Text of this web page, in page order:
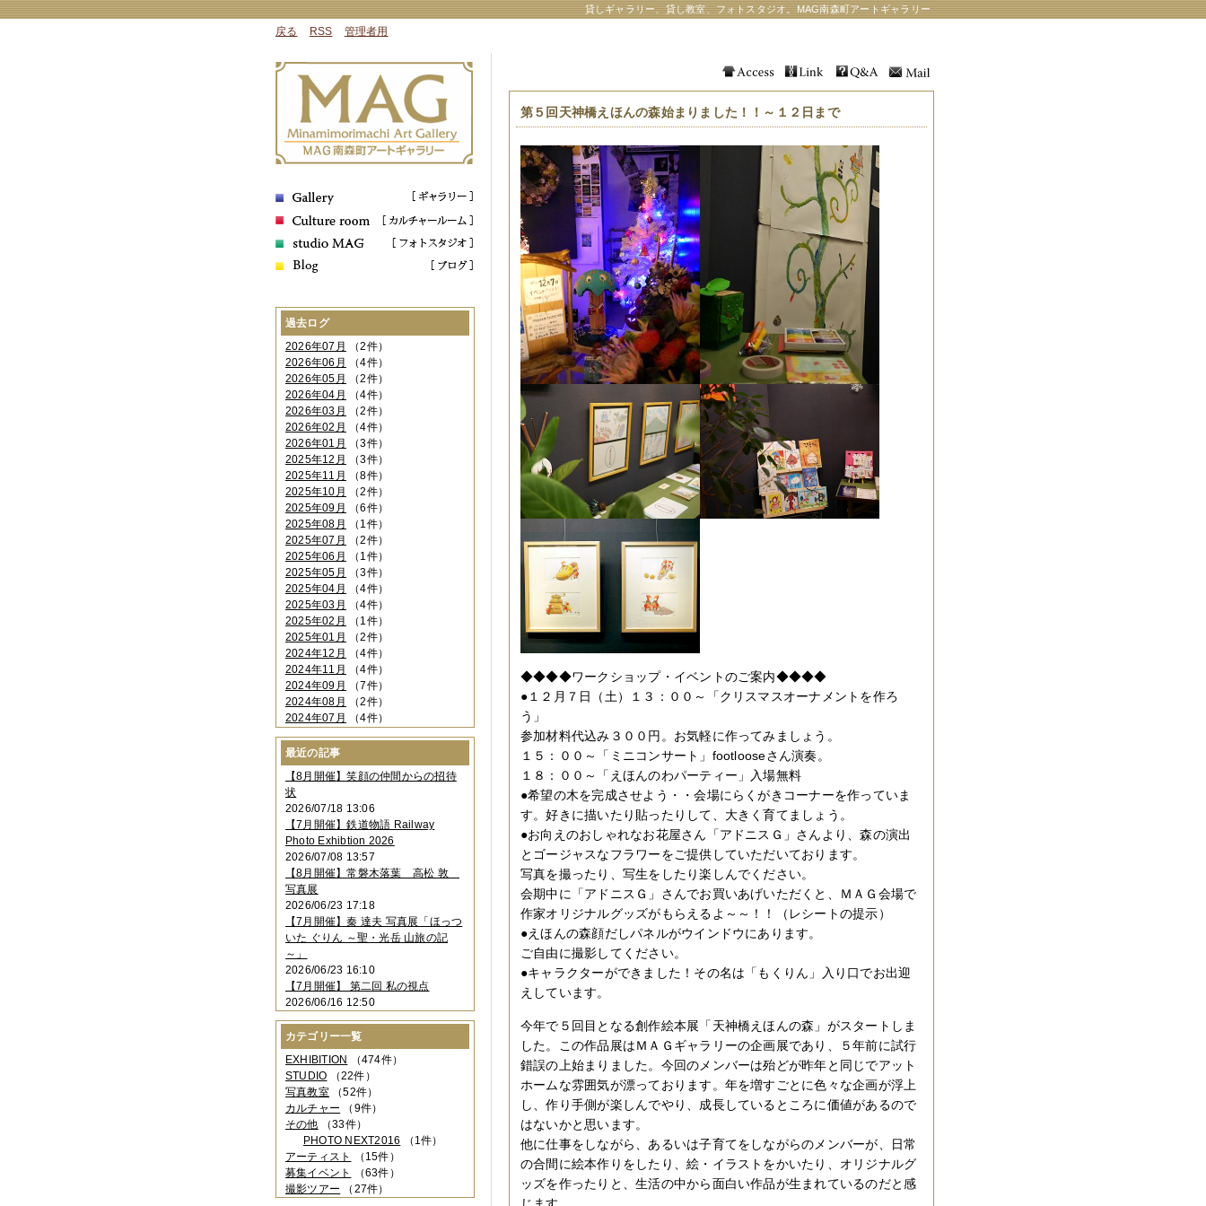
貸しギャラリー、貸し教室、フォトスタジオ。MAG南森町アートギャラリー
戻る RSS 管理者用
第５回天神橋えほんの森始まりました！！～１２日まで
◆◆◆◆ワークショップ・イベントのご案内◆◆◆◆
●１２月７日（土）１３：００～「クリスマスオーナメントを作ろ
う」
参加材料代込み３００円。お気軽に作ってみましょう。
１５：００～「ミニコンサート」footlooseさん演奏。
１８：００～「えほんのわパーティー」入場無料
●希望の木を完成させよう・・会場にらくがきコーナーを作っていま
す。好きに描いたり貼ったりして、大きく育てましょう。
●お向えのおしゃれなお花屋さん「アドニスＧ」さんより、森の演出
とゴージャスなフラワーをご提供していただいております。
写真を撮ったり、写生をしたり楽しんでください。
会期中に「アドニスＧ」さんでお買いあげいただくと、ＭＡＧ会場で
作家オリジナルグッズがもらえるよ～～！！（レシートの提示）
●えほんの森顔だしパネルがウインドウにあります。
ご自由に撮影してください。
●キャラクターができました！その名は「もくりん」入り口でお出迎
えしています。
今年で５回目となる創作絵本展「天神橋えほんの森」がスタートしま
した。この作品展はＭＡＧギャラリーの企画展であり、５年前に試行
錯誤の上始まりました。今回のメンバーは殆どが昨年と同じでアット
ホームな雰囲気が漂っております。年を増すごとに色々な企画が浮上
し、作り手側が楽しんでやり、成長しているところに価値があるので
はないかと思います。
他に仕事をしながら、あるいは子育てをしながらのメンバーが、日常
の合間に絵本作りをしたり、絵・イラストをかいたり、オリジナルグ
ッズを作ったりと、生活の中から面白い作品が生まれているのだと感
過去ログ
2026年07月
（2件）
2026年06月
（4件）
2026年05月
（2件）
2026年04月
（4件）
2026年03月
（2件）
2026年02月
（4件）
2026年01月
（3件）
2025年12月
（3件）
2025年11月
（8件）
2025年10月
（2件）
2025年09月
（6件）
2025年08月
（1件）
2025年07月
（2件）
2025年06月
（1件）
2025年05月
（3件）
2025年04月
（4件）
2025年03月
（4件）
2025年02月
（1件）
2025年01月
（2件）
2024年12月
（4件）
2024年11月
（4件）
2024年09月
（7件）
2024年08月
（2件）
2024年07月
（4件）
2024年06月（4件）
2024年04月
2024年03月（3件）
2024年02月（2件）
2023年12月
2023年11月 （4件）
2023年10月（3件）
2023年09月（4件）
2023年08月 （1件）
2023年06月（3件）
2023年05月
2023年04月 （2件）
2023年03月（5件）
2023年02月（3件）
2023年01月
2022年12月 （3件）
2022年11月（2件）
2022年10月（4件）
2022年09月（2件）
2022年08月
（3件）
2022年07月（3件）
2022年05月（4件）
2022年04月（2件）
2022年03月
（5件）
2022年02月（3件）
2022年01月（3件）
2021年12月（2件）
2021年11月（3件）
2021年10月
（1件）
最近の記事
【8月開催】笑顔の仲間からの招待
状
2026/07/18 13:06
【7月開催】鉄道物語 Railway
Photo Exhibtion 2026
2026/07/08 13:57
【8月開催】常磐木落葉 高松 敦
写真展
2026/06/23 17:18
【7月開催】秦 達夫 写真展「ほっつ
いた ぐりん ～聖・光岳 山旅の記
～」
2026/06/23 16:10
【7月開催】 第二回 私の視点
2026/06/16 12:50
カテゴリー一覧
EXHIBITION （474件）
STUDIO （22件）
写真教室（52件）
カルチャー （9件）
その他 （33件）
PHOTO NEXT2016 （1件）
アーティスト
（15件）
募集イベント
（63件）
撮影ツアー （27件）